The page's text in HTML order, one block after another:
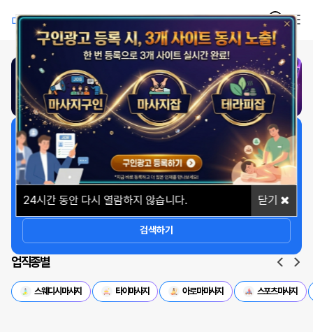
24시간 동안 다시 열람하지 않습니다. 닫기
1
일자리 빠르게 찾기
상세옵션
검색하기
업직종별
스웨디시마사지 타이마사지 아로마마사지 스포츠마사지